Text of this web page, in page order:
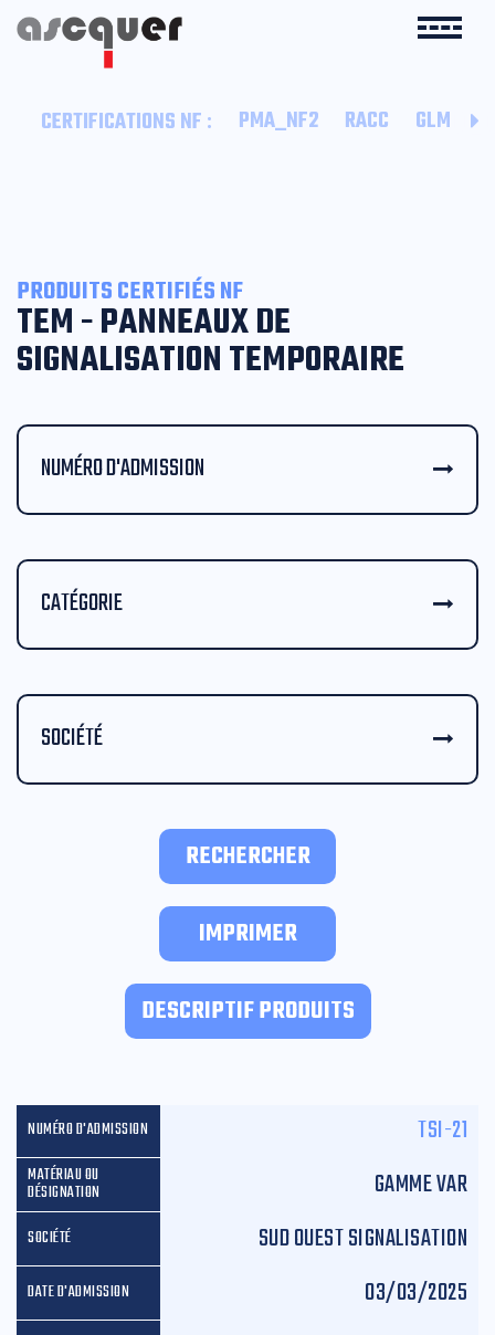
CERTIFICATIONS NF : PMA_NF2 RACC GLM
PRODUITS CERTIFIÉS NF
TEM - PANNEAUX DE
SIGNALISATION TEMPORAIRE
NUMÉRO D'ADMISSION
CATÉGORIE
SOCIÉTÉ
RECHERCHER
IMPRIMER
DESCRIPTIF PRODUITS
TSI-21
GAMME VAR
SUD OUEST SIGNALISATION
03/03/2025